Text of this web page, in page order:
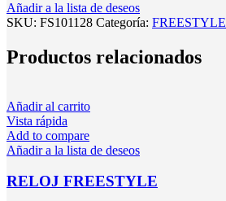
Añadir a la lista de deseos
SKU: FS101128 Categoría: FREESTYLE
Productos relacionados
Añadir al carrito
Vista rápida
Add to compare
Añadir a la lista de deseos
RELOJ FREESTYLE